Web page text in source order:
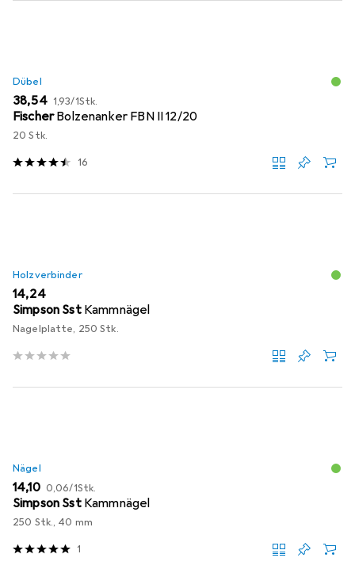
Dübel
EUR
38,54 EUR
1,93/1Stk.
FischerBolzenanker FBN II 12/20
20 Stk.
16
Holzverbinder
EUR
14,24
Simpson Sst Kammnägel
Nagelplatte, 250 Stk.
Nägel
EUR
14,10 EUR
0,06/1Stk.
Simpson Sst Kammnägel
250 Stk., 40 mm
1